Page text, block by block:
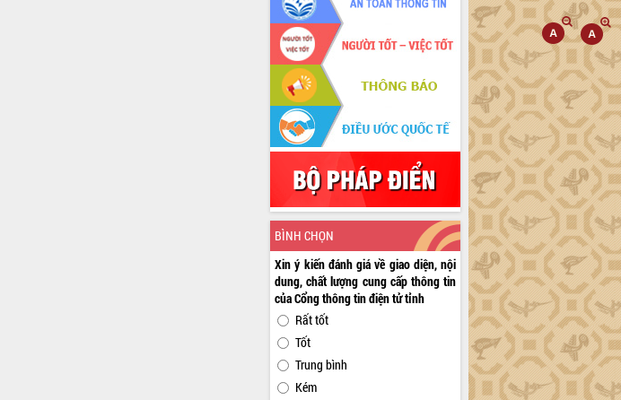
BÌNH CHỌN
Xin ý kiến đánh giá về giao diện, nội
dung, chất lượng cung cấp thông tin
của Cổng thông tin điện tử tỉnh
Rất tốt
Tốt
Trung bình
Kém